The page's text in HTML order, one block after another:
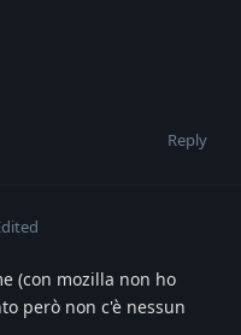
Reply
(con mozilla non ho
però non c'è nessun